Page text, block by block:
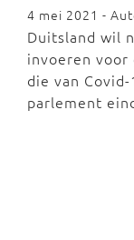
4 mei 2021 -
Duitsland wil
invoeren voor
die van
parlement